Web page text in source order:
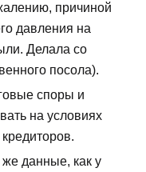
причиной
давления на
Делала со
посола).
споры и
на условиях
же данные, как у